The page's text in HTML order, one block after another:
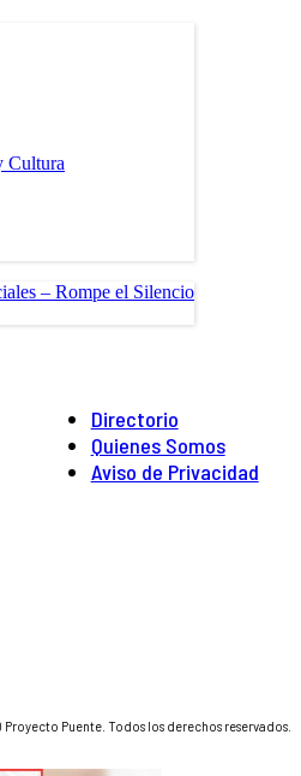
Cultura
– Rompe el Silencio
Directorio
Quienes Somos
Aviso de Privacidad
Puente. Todos los derechos reservados.